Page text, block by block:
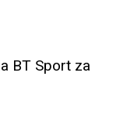
BT Sport za